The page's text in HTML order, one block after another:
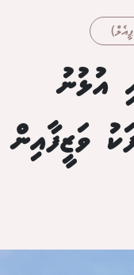
އުޅުނު
ވަޒީފާއިން